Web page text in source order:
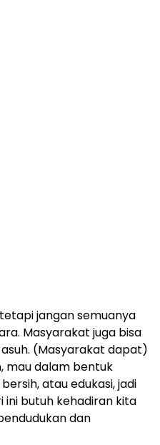
jangan semuanya
Masyarakat juga bisa
(Masyarakat dapat)
mau dalam bentuk
atau edukasi, jadi
ini butuh kehadiran kita
dan